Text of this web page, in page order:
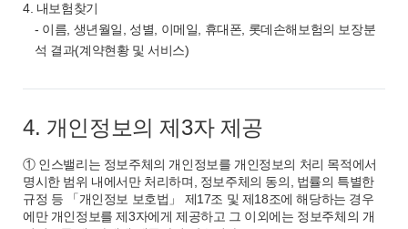
4. 내보험찾기
- 이름, 생년월일, 성별, 이메일, 휴대폰, 롯데손해보험의 보장분
석 결과(계약현황 및 서비스)
4. 개인정보의 제3자 제공
① 인스밸리는 정보주체의 개인정보를 개인정보의 처리 목적에서
명시한 범위 내에서만 처리하며, 정보주체의 동의, 법률의 특별한
규정 등 「개인정보 보호법」 제17조 및 제18조에 해당하는 경우
에만 개인정보를 제3자에게 제공하고 그 이외에는 정보주체의 개